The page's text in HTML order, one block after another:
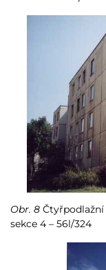
Obr. 8 Čtyřpodlažní
sekce 4 – 56l/324